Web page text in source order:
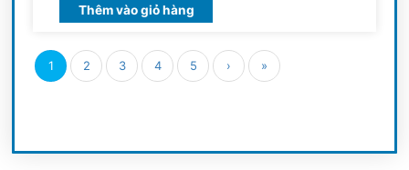
Thêm vào giỏ hàng
1 2 3 4 5 › »